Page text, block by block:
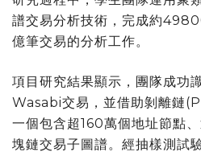
譜交易分析技術，完成約
億筆交易的分析工作。
項目研究結果顯示，團隊成功
Wasabi交易，並借助剝離鏈
一個包含超160萬個地址節點
塊鏈交易子圖譜。經抽樣測試